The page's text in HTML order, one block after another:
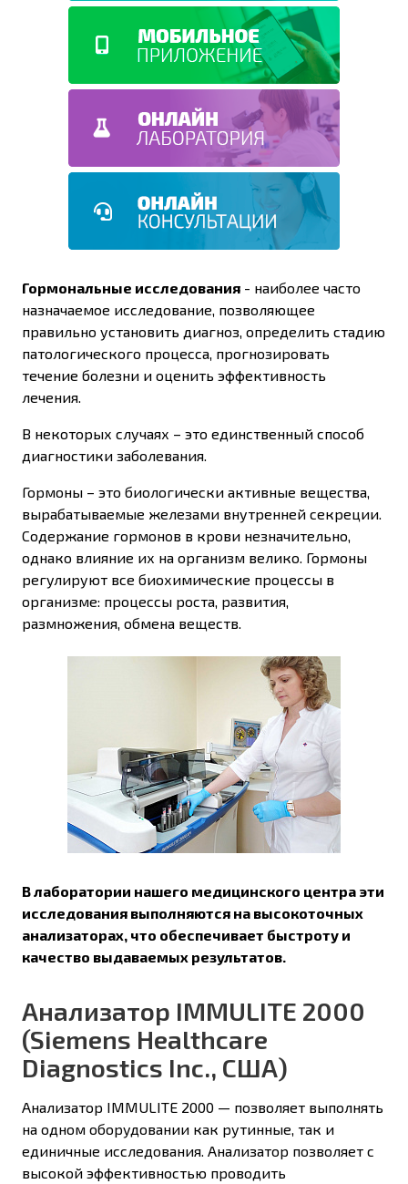
Гормональные исследования - наиболее часто
назначаемое исследование, позволяющее
правильно установить диагноз, определить стадию
патологического процесса, прогнозировать
течение болезни и оценить эффективность
лечения.
В некоторых случаях – это единственный способ
диагностики заболевания.
Гормоны – это биологически активные вещества,
вырабатываемые железами внутренней секреции.
Содержание гормонов в крови незначительно,
однако влияние их на организм велико. Гормоны
регулируют все биохимические процессы в
организме: процессы роста, развития,
размножения, обмена веществ.
В лаборатории нашего медицинского центра эти
исследования выполняются на высокоточных
анализаторах, что обеспечивает быстроту и
качество выдаваемых результатов.
Анализатор IMMULITE 2000
(Siemens Healthcare
Diagnostics Inc., США)
Анализатор IMMULITE 2000 — позволяет выполнять
на одном оборудовании как рутинные, так и
единичные исследования. Анализатор позволяет с
высокой эффективностью проводить